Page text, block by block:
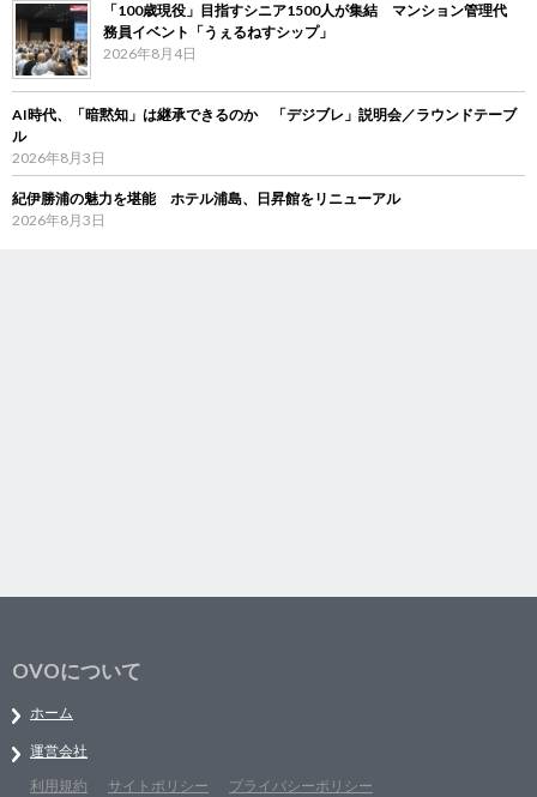
「100歳現役」目指すシニア1500人が集結 マンション管理代
務員イベント「うぇるねすシップ」
2026年8月4日
AI時代、「暗黙知」は継承できるのか 「デジブレ」説明会／ラウンドテーブ
ル
2026年8月3日
紀伊勝浦の魅力を堪能 ホテル浦島、日昇館をリニューアル
2026年8月3日
OVOについて
ホーム
運営会社
利用規約
サイトポリシー プライバシーポリシー